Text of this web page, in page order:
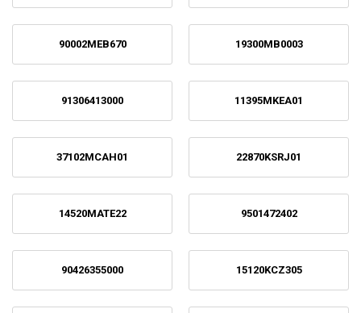
90002MEB670 19300MB0003
91306413000 11395MKEA01
37102MCAH01 22870KSRJ01
14520MATE22 9501472402
90426355000 15120KCZ305